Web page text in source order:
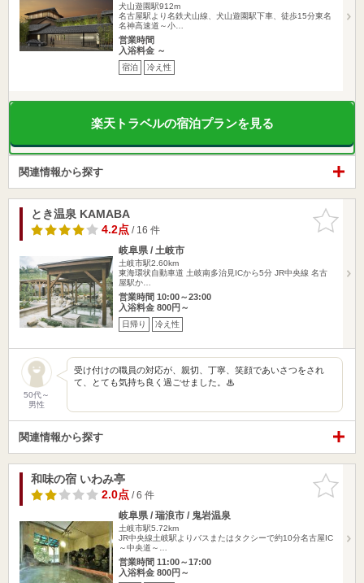
犬山遊園駅912m
名古屋駅より名鉄犬山線、犬山遊園駅下車、徒歩15分東名
名神高速道～小…
営業時間
入浴料金 ～
宿泊 冷え性
楽天トラベルの宿泊プランを見る
関連情報から探す
お気に入
りに追加
とき温泉 KAMABA
4.2点/ 16 件
岐阜県 / 土岐市
土岐市駅2.60km
東海環状自動車道 土岐南多治見ICから5分 JR中央線 名古
屋駅か…
営業時間 10:00～23:00
入浴料金 800円～
日帰り 冷え性
50代～
男性
受け付けの職員の対応が、親切、丁寧、笑顔であいさつをされ
て、とても気持ち良く過ごせました。♨
関連情報から探す
お気に入
りに追加
和味の宿 いわみ亭
2.0点/ 6 件
岐阜県 / 瑞浪市 / 鬼岩温泉
土岐市駅5.72km
JR中央線土岐駅よりバスまたはタクシーで約10分名古屋IC
～中央道～…
営業時間 11:00～17:00
入浴料金 800円～